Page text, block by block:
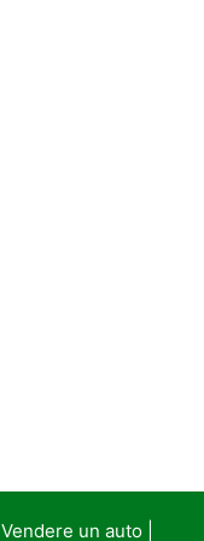
Vendere un auto|